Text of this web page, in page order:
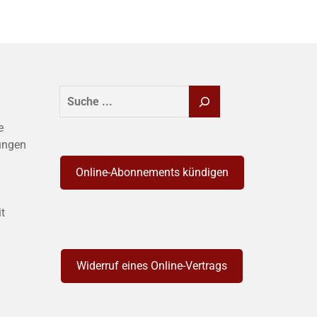
SUCHEN
Online-Abonnements kündigen
Widerruf eines Online-Vertrags